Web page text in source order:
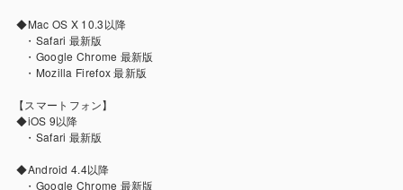
◆Mac OS X 10.3以降
・Safari 最新版
・Google Chrome 最新版
・Mozilla Firefox 最新版
【スマートフォン】
◆iOS 9以降
・Safari 最新版
◆Android 4.4以降
・Google Chrome 最新版